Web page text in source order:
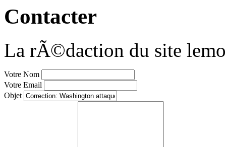
Contacter
La rÃ©daction du site
Votre Nom
Votre Email
Objet